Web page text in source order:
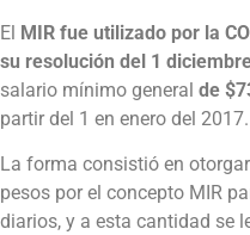
El MIR fue utilizado por la
su resolución del 1
salario mínimo general de
partir del 1 en enero del 2017.
La forma consistió en
pesos por el concepto MIR
diarios, y a esta cantidad se